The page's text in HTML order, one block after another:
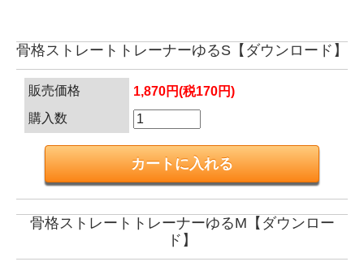
骨格ストレートトレーナーゆるS【ダウンロード】
販売価格
1,870円(税170円)
購入数
骨格ストレートトレーナーゆるM【ダウンロー
ド】